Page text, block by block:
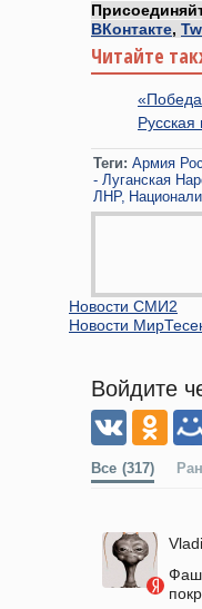
ВКонтакте,
Читайте
Теги: Армия
- Луганская
ЛНР
Новости СМИ2
Новости
Войдите
Все (317)